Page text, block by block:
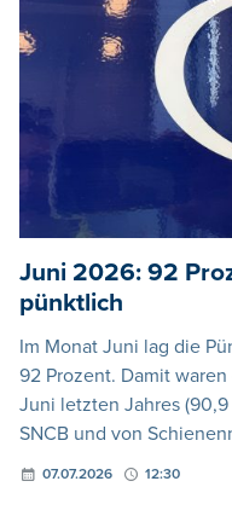
Juni 2026: 92
pünktlich
Im Monat Juni lag die
92 Prozent. Damit
Juni letzten Jahres
SNCB und von
07.07.2026 12:30